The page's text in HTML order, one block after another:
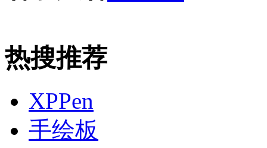
热搜推荐
XPPen
手绘板